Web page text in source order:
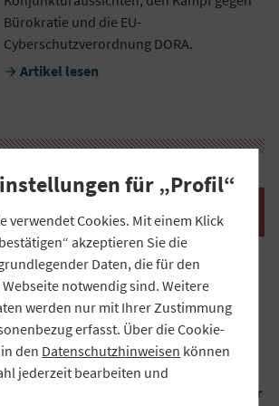
Bürokratie und die EU-
Cyberschutzverordnung DORA.
 Artikel lesen
Wie die VR-Bank Neu-Ulm ihren Vertrieb
neu aufstellt
Die VR-Bank Neu-Ulm treibt ihr Projekt
„Vertriebsbank der Zukunft“ voran.
Vorstand Steffen Fromm und Projektleiter
Wolfgang Kaimer ziehen ein erstes Fazit.
Artikel lesen
Ein Bier, gebraut mithilfe von Künstlicher
für „Profil“
verwendet Cookies. Mit einem Klick
akzeptieren Sie die
Daten, die für den
notwendig sind. Weitere
werden nur mit Ihrer Zustimmung
erfasst. Über die Cookie-
den Datenschutzhinweisen können
jederzeit bearbeiten und